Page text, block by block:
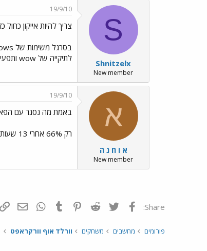
S
Shnitzelx
New member
19/9/10
צריך להיות אייקון כחול
לתיקייה של wow ותפעיל את הקובץ הזה.
א
א ו ח נ ה
New member
19/9/10
באמת מה נסגר עם
רק 66% אחרי 13 שעות!! אני יכול לשחק לבנתיים או שזה יאפס את זה?
Share: פייסבוק Twitter
Reddit
Pinterest
Tumblr
WhatsApp
פורומים מחשבים משחקים וורלד אוף וורקראפט